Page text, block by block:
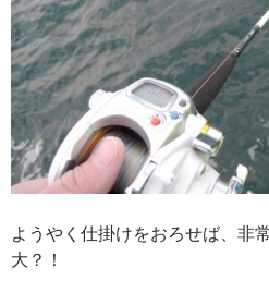
ようやく仕掛けをおろせば、非
大？！